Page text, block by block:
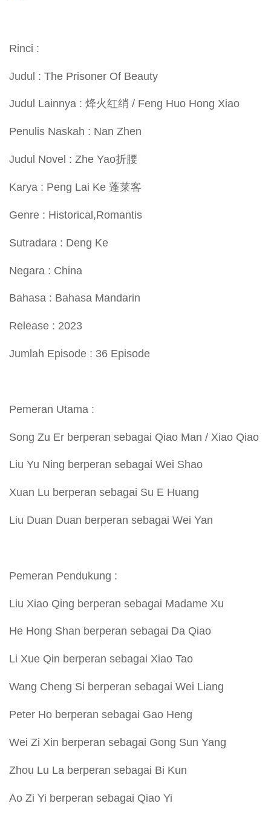
Rinci :
Judul : The Prisoner Of Beauty
Judul Lainnya : 烽火红绡 / Feng Huo Hong Xiao
Penulis Naskah : Nan Zhen
Judul Novel : Zhe Yao折腰
Karya : Peng Lai Ke 蓬莱客
Genre : Historical,Romantis
Sutradara : Deng Ke
Negara : China
Bahasa : Bahasa Mandarin
Release : 2023
Jumlah Episode : 36 Episode
Pemeran Utama :
Song Zu Er berperan sebagai Qiao Man / Xiao Qiao
Liu Yu Ning berperan sebagai Wei Shao
Xuan Lu berperan sebagai Su E Huang
Liu Duan Duan berperan sebagai Wei Yan
Pemeran Pendukung :
Liu Xiao Qing berperan sebagai Madame Xu
He Hong Shan berperan sebagai Da Qiao
Li Xue Qin berperan sebagai Xiao Tao
Wang Cheng Si berperan sebagai Wei Liang
Peter Ho berperan sebagai Gao Heng
Wei Zi Xin berperan sebagai Gong Sun Yang
Zhou Lu La berperan sebagai Bi Kun
Ao Zi Yi berperan sebagai Qiao Yi